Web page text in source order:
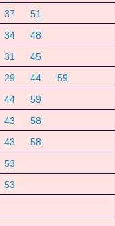
37
51
34
48
31
45
29 44
59
44
59
43
58
43
58
53
53